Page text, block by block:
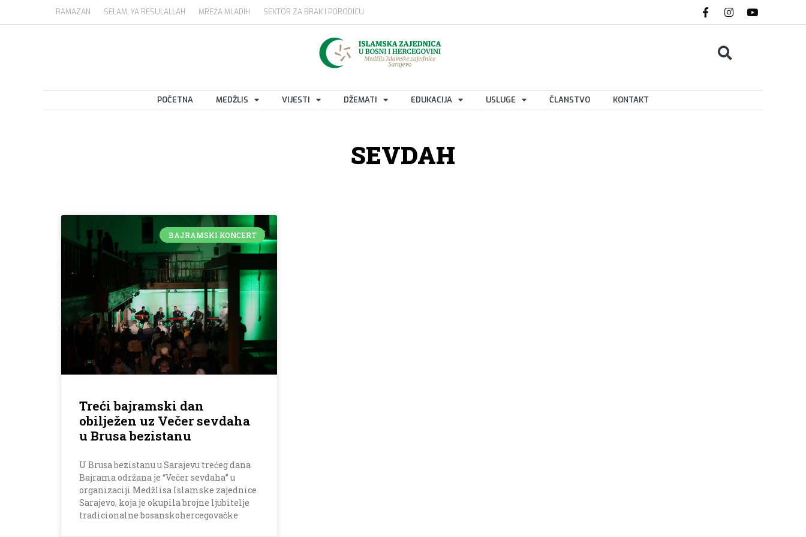
RAMAZAN SELAM, YA RESULALLAH MREŽA MLADIH SEKTOR ZA BRAK I PORODICU
POČETNA MEDŽLIS VIJESTI DŽEMATI EDUKACIJA USLUGE ČLANSTVO KONTAKT
SEVDAH
BAJRAMSKI KONCERT
Treći bajramski dan
obilježen uz Večer sevdaha
u Brusa bezistanu
U Brusa bezistanu u Sarajevu trećeg dana
Bajrama održana je “Večer sevdaha” u
organizaciji Medžlisa Islamske zajednice
Sarajevo, koja je okupila brojne ljubitelje
tradicionalne bosanskohercegovačke